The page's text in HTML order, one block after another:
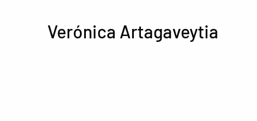
Verónica Artagaveytia